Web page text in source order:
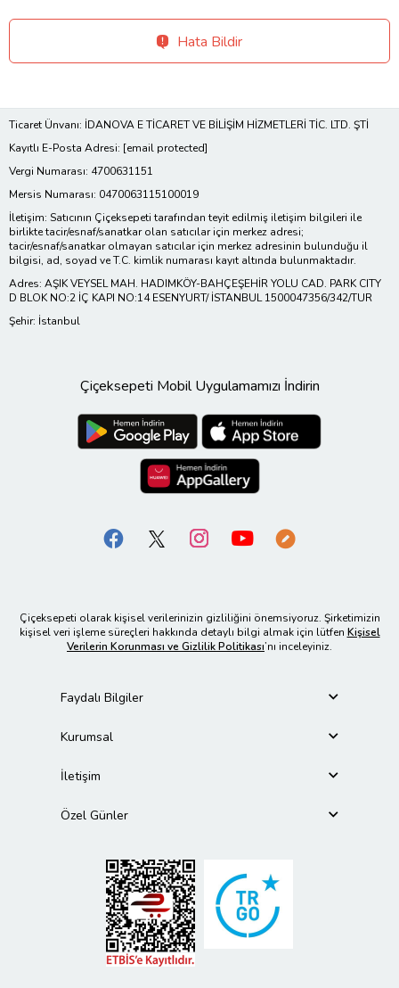
Hata Bildir
Ticaret Ünvanı: İDANOVA E TİCARET VE BİLİŞİM HİZMETLERİ TİC. LTD. ŞTİ
Kayıtlı E-Posta Adresi: [email protected]
Vergi Numarası: 4700631151
Mersis Numarası: 0470063115100019
İletişim: Satıcının Çiçeksepeti tarafından teyit edilmiş iletişim bilgileri ile
birlikte tacir/esnaf/sanatkar olan satıcılar için merkez adresi;
tacir/esnaf/sanatkar olmayan satıcılar için merkez adresinin bulunduğu il
bilgisi, ad, soyad ve T.C. kimlik numarası kayıt altında bulunmaktadır.
Adres: AŞIK VEYSEL MAH. HADIMKÖY-BAHÇEŞEHİR YOLU CAD. PARK CITY
D BLOK NO:2 İÇ KAPI NO:14 ESENYURT/ İSTANBUL 1500047356/342/TUR
Şehir: İstanbul
Çiçeksepeti Mobil Uygulamamızı İndirin
Çiçeksepeti olarak kişisel verilerinizin gizliliğini önemsiyoruz. Şirketimizin
kişisel veri işleme süreçleri hakkında detaylı bilgi almak için lütfen Kişisel
Verilerin Korunması ve Gizlilik Politikası’nı inceleyiniz.
Faydalı Bilgiler
Kurumsal
İletişim
Özel Günler